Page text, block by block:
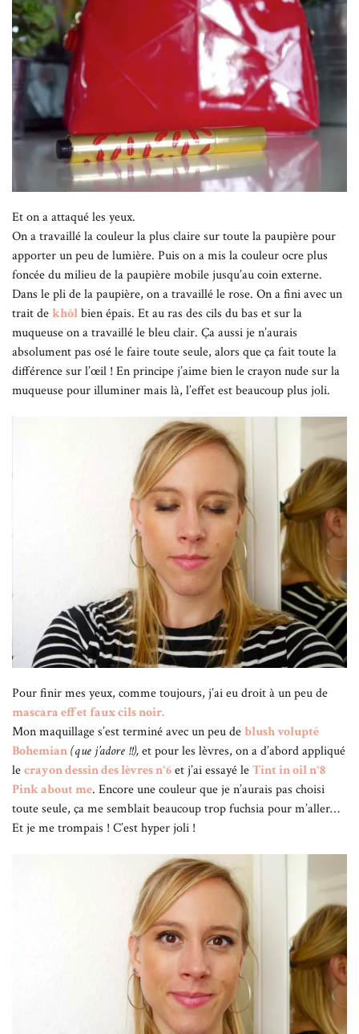
Et on a attaqué les yeux.
On a travaillé la couleur la plus claire sur toute la paupière pour
apporter un peu de lumière. Puis on a mis la couleur ocre plus
foncée du milieu de la paupière mobile jusqu’au coin externe.
Dans le pli de la paupière, on a travaillé le rose. On a fini avec un
trait dekhôlbien épais. Et au ras des cils du bas et sur la
muqueuse on a travaillé le bleu clair. Ça aussi je n’aurais
absolument pas osé le faire toute seule, alors que ça fait toute la
différence sur l’œil ! En principe j’aime bien le crayon nude sur la
muqueuse pour illuminer mais là, l’effet est beaucoup plus joli.
Pour finir mes yeux, comme toujours, j’ai eu droit à un peu de
mascara effet faux cils noir.
Mon maquillage s’est terminé avec un peu deblush volupté
Bohemian(que j’adore !!),et pour les lèvres, on a d’abord appliqué
lecrayon dessin des lèvres n°6et j’ai essayé leTint in oil n°8
Pink about me. Encore une couleur que je n’aurais pas choisi
toute seule, ça me semblait beaucoup trop fuchsia pour m’aller…
Et je me trompais ! C’est hyper joli !